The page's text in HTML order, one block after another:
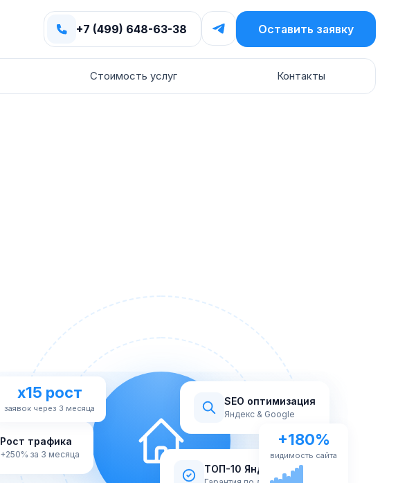
+7 (499) 648-63-38 Оставить заявку
Стоимость услуг Контакты
SEO оптимизация
Яндекс & Google
Рост трафика
+250% за 3 месяца
ТОП-10 Яндекс
Гарантия по договору
x15 рост
заявок через 3 месяца
+180%
видимость сайта